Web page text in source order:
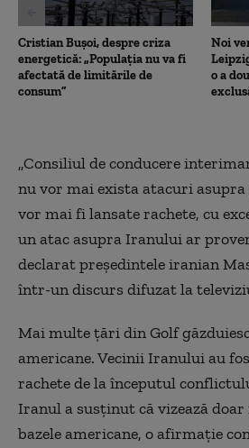
Cristian Bușoi, despre criza
energetică: „Populația nu va fi
afectată de limitările de
consum”
Noi
o a
„Consiliul de conducere
nu vor mai exista atacuri
vor mai fi lansate rachete, cu
un atac asupra Iranului ar
declarat preşedintele iranian
într-un discurs difuzat la
Mai multe ţări din Golf
americane. Vecinii Iranului au
rachete de la începutul
Iranul a susţinut că vizează doar
bazele americane, o afirmaţie